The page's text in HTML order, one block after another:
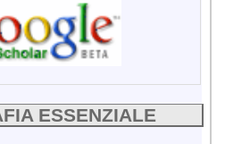
ESSENZIALE